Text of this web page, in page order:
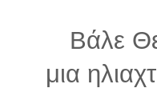
Βάλε
μια